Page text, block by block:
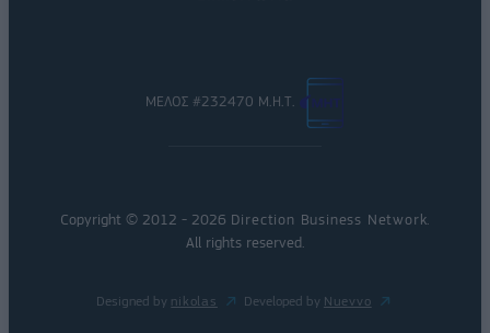
ΜΕΛΟΣ #232470 Μ.Η.Τ.
Copyright © 2012 - 2026 Direction Business Network.
All rights reserved.
Designed by nikolas Developed by Nuevvo